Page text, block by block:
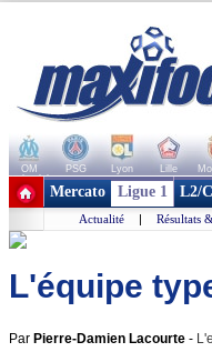
OM PSG Lyon Lille
+ de clubs
Mercato Ligue 1 L2/
Actualité | Résultats
L'équipe
Par Pierre-Damien Lacourte -